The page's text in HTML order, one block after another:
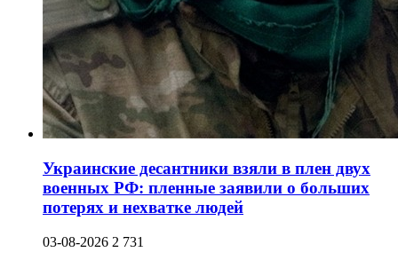
Украинские десантники взяли в плен двух
военных РФ: пленные заявили о больших
потерях и нехватке людей
03-08-2026 2 731